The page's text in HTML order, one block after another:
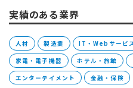
実績のある業界
人材 製造業 IT・Webサービ
家電・電子機器 ホテル・旅館
エンターテイメント 金融・保険